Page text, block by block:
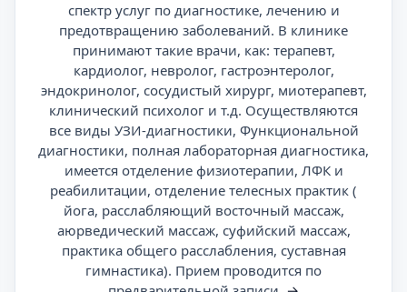
спектр услуг по диагностике, лечению и
предотвращению заболеваний. В клинике
принимают такие врачи, как: терапевт,
кардиолог, невролог, гастроэнтеролог,
эндокринолог, сосудистый хирург, миотерапевт,
клинический психолог и т.д. Осуществляются
все виды УЗИ-диагностики, Функциональной
диагностики, полная лабораторная диагностика,
имеется отделение физиотерапии, ЛФК и
реабилитации, отделение телесных практик (
йога, расслабляющий восточный массаж,
аюрведический массаж, суфийский массаж,
практика общего расслабления, суставная
гимнастика). Прием проводится по